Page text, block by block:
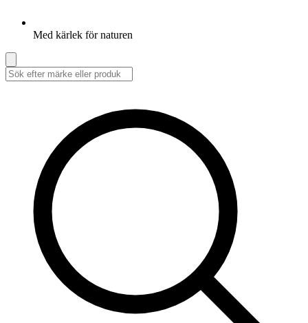
Med kärlek för naturen